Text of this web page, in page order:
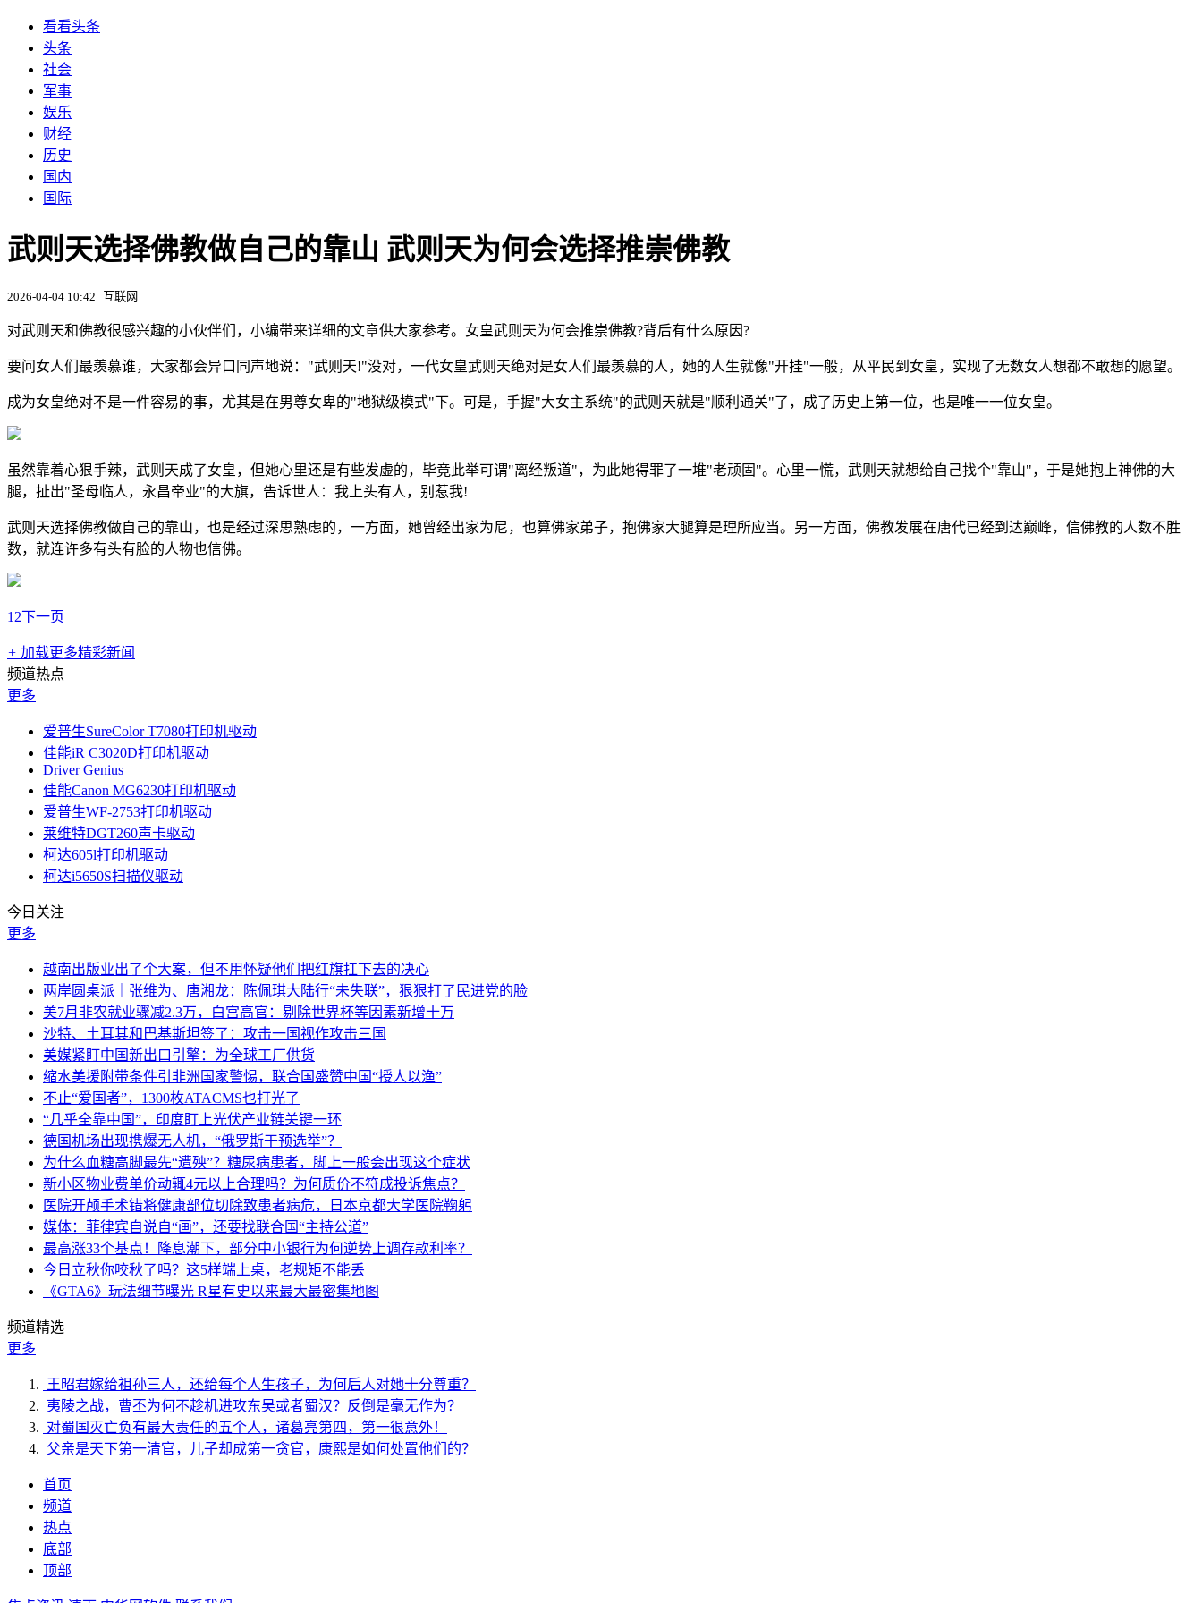
看看头条
头条
社会
军事
娱乐
财经
历史
国内
国际
武则天选择佛教做自己的靠山 武则天为何会选择推崇佛教
2026-04-04 10:42 互联网
对武则天和佛教很感兴趣的小伙伴们，小编带来详细的文章供大家参考。女皇武则天为何会推崇佛教?背后有什么原因?
要问女人们最羡慕谁，大家都会异口同声地说："武则天!"没对，一代女皇武则天绝对是女人们最羡慕的人，她的人生就像"开挂"一般，从平民到女皇，实现了无数女人想都不敢想的愿望。
成为女皇绝对不是一件容易的事，尤其是在男尊女卑的"地狱级模式"下。可是，手握"大女主系统"的武则天就是"顺利通关"了，成了历史上第一位，也是唯一一位女皇。
虽然靠着心狠手辣，武则天成了女皇，但她心里还是有些发虚的，毕竟此举可谓"离经叛道"，为此她得罪了一堆"老顽固"。心里一慌，武则天就想给自己找个"靠山"，于是她抱上神佛的大
腿，扯出"圣母临人，永昌帝业"的大旗，告诉世人：我上头有人，别惹我!
武则天选择佛教做自己的靠山，也是经过深思熟虑的，一方面，她曾经出家为尼，也算佛家弟子，抱佛家大腿算是理所应当。另一方面，佛教发展在唐代已经到达巅峰，信佛教的人数不胜
数，就连许多有头有脸的人物也信佛。
1 2下一页
+ 加载更多精彩新闻
频道热点
更多
爱普生SureColor T7080打印机驱动
佳能iR C3020D打印机驱动
Driver Genius
佳能Canon MG6230打印机驱动
爱普生WF-2753打印机驱动
莱维特DGT260声卡驱动
柯达605l打印机驱动
柯达i5650S扫描仪驱动
今日关注
更多
越南出版业出了个大案，但不用怀疑他们把红旗扛下去的决心
两岸圆桌派｜张维为、唐湘龙：陈佩琪大陆行“未失联”，狠狠打了民进党的脸
美7月非农就业骤减2.3万，白宫高官：剔除世界杯等因素新增十万
沙特、土耳其和巴基斯坦签了：攻击一国视作攻击三国
美媒紧盯中国新出口引擎：为全球工厂供货
缩水美援附带条件引非洲国家警惕，联合国盛赞中国“授人以渔”
不止“爱国者”，1300枚ATACMS也打光了
“几乎全靠中国”，印度盯上光伏产业链关键一环
德国机场出现携爆无人机，“俄罗斯干预选举”？
为什么血糖高脚最先“遭殃”？糖尿病患者，脚上一般会出现这个症状
新小区物业费单价动辄4元以上合理吗？为何质价不符成投诉焦点？
医院开颅手术错将健康部位切除致患者病危，日本京都大学医院鞠躬
媒体：菲律宾自说自“画”，还要找联合国“主持公道”
最高涨33个基点！降息潮下，部分中小银行为何逆势上调存款利率？
今日立秋你咬秋了吗？这5样端上桌，老规矩不能丢
《GTA6》玩法细节曝光 R星有史以来最大最密集地图
频道精选
更多
王昭君嫁给祖孙三人，还给每个人生孩子，为何后人对她十分尊重？
夷陵之战，曹丕为何不趁机进攻东吴或者蜀汉？反倒是毫无作为？
对蜀国灭亡负有最大责任的五个人，诸葛亮第四，第一很意外！
父亲是天下第一清官，儿子却成第一贪官，康熙是如何处置他们的？
首页
频道
热点
底部
顶部